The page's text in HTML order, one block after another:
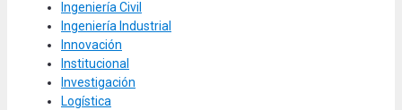
Ingeniería Civil
Ingeniería Industrial
Innovación
Institucional
Investigación
Logística